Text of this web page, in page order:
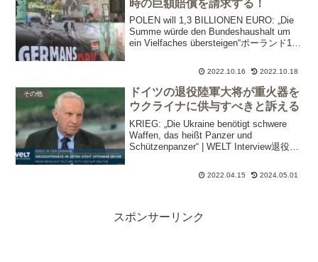
時の巨額賠償を請求する！
POLEN will 1,3 BILLIONEN EURO: „Die
Summe würde den Bundeshaushalt um
ein Vielfaches übersteigen“ポーランド1兆
2022.10.16 2022.10.18
その他
ドイツの退役陸軍大将が重火器を
ウクライナに供与すべきと訴える
KRIEG: „Die Ukraine benötigt schwere
Waffen, das heißt Panzer und
Schützenpanzer“ | WELT Interview退役陸
2022.04.15 2024.05.01
スポンサーリンク